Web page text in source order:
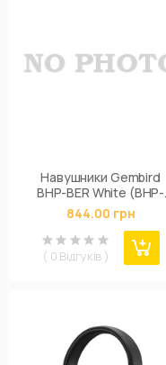
Навушники Gembird
BHP-BER White (BHP-
BER-W)
844.00 грн
( 0 Відгуків )